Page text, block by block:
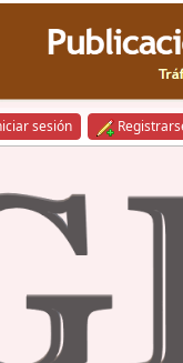
sesión